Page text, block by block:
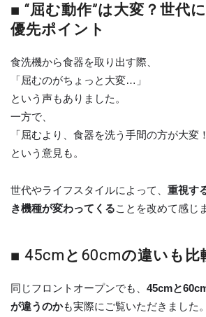
■ “屈む動作”は大変？世代
優先ポイント
食洗機から食器を取り出す際、
「屈むのがちょっと大変…」
という声もありました。
一方で、
「屈むより、食器を洗う手間の方が大変
という意見も。
世代やライフスタイルによって、 重視す
き機種が変わってくることを改めて感じ
■ 45cmと60cmの違いも比
同じフロントオープンでも、 45cmと
が違うのかも実際にご覧いただきました。